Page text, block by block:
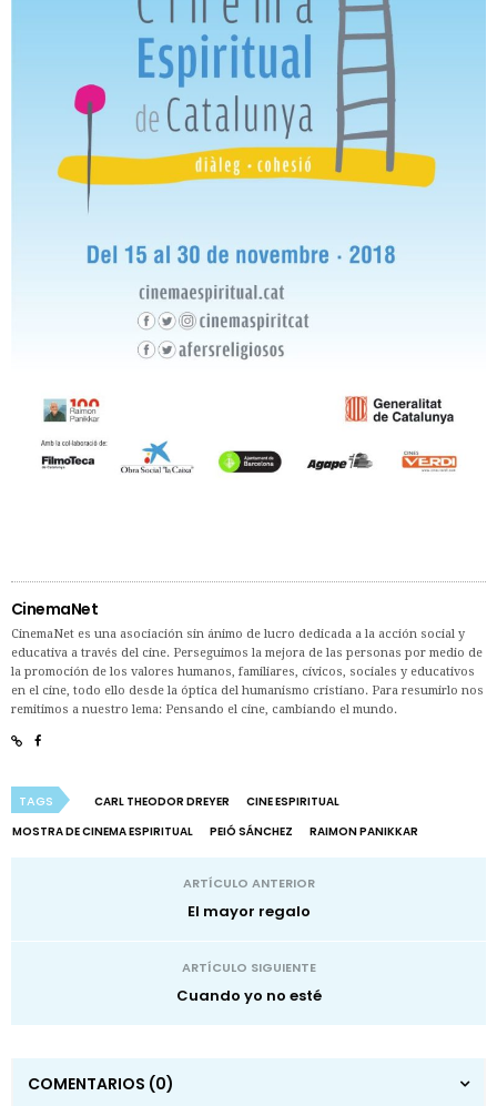
CinemaNet
CinemaNet es una asociación sin ánimo de lucro dedicada a la acción social y
educativa a través del cine. Perseguimos la mejora de las personas por medio de
la promoción de los valores humanos, familiares, cívicos, sociales y educativos
en el cine, todo ello desde la óptica del humanismo cristiano. Para resumirlo nos
remitimos a nuestro lema: Pensando el cine, cambiando el mundo.
TAGS CARL THEODOR DREYER
CINE ESPIRITUAL
MOSTRA DE CINEMA ESPIRITUAL
PEIÓ SÁNCHEZ RAIMON PANIKKAR
ARTÍCULO ANTERIOR
El mayor regalo
ARTÍCULO SIGUIENTE
Cuando yo no esté
COMENTARIOS (0)